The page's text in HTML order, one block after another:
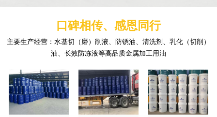
口碑相传、感恩同行
主要生产经营：水基切（磨）削液、防锈油、清洗剂、乳化（切削）
油、长效防冻液等高品质金属加工用油